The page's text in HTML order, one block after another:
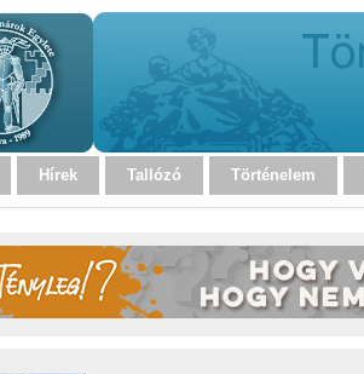
Hírek Tallózó Történelem